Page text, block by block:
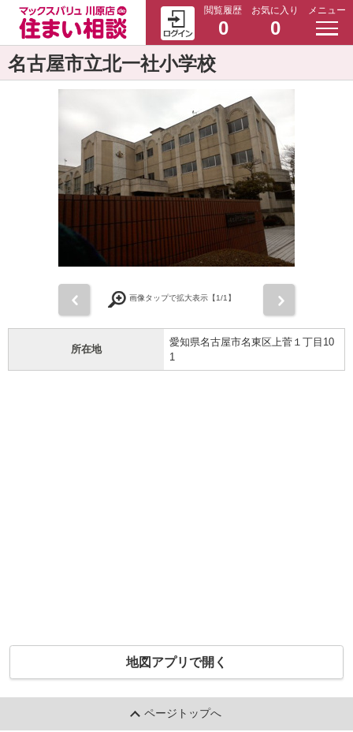
閲覧履歴
0
お気に入り
0
メニュー
名古屋市立北一社小学校
画像タップで拡大表示【1/1】
所在地
愛知県名古屋市名東区上菅１丁目10
1
地図アプリで開く
ページトップへ